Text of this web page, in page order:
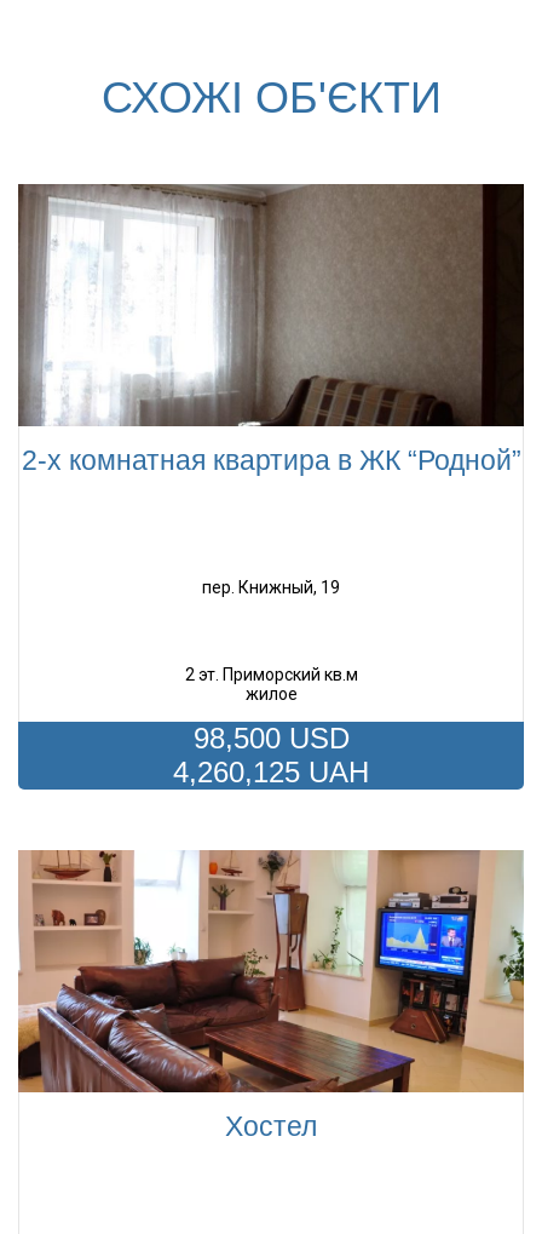
СХОЖІ ОБ'ЄКТИ
2-х комнатная квартира в ЖК “Родной”
пер. Книжный, 19
2 эт. Приморский кв.м
жилое
98,500 USD
4,260,125 UAH
Хостел